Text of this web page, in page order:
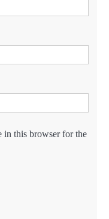
in this browser for the